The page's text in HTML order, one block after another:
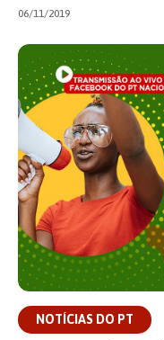
06/11/2019
NOTÍCIAS DO PT